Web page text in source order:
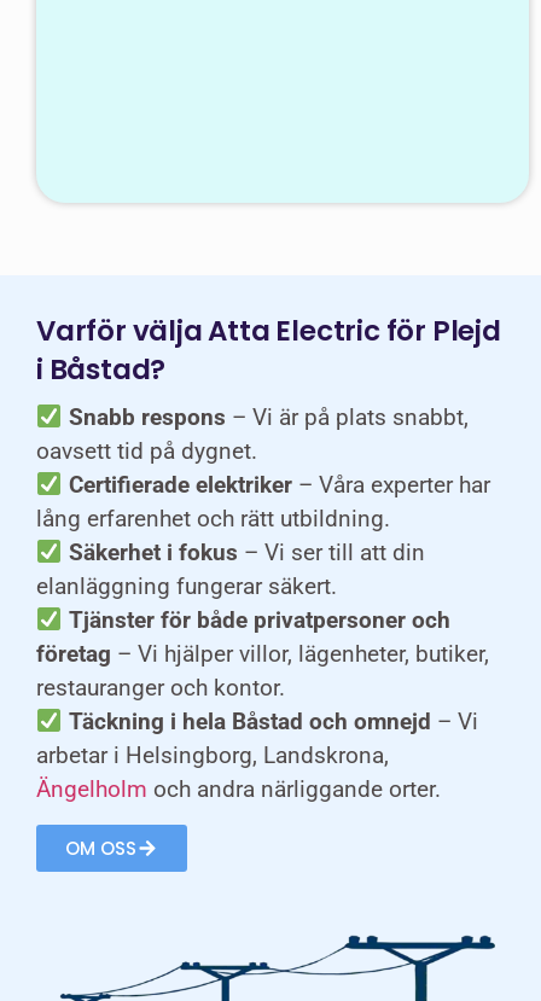
Varför välja Atta Electric för Plejd
i Båstad?
Snabb respons – Vi är på plats snabbt,
oavsett tid på dygnet.
Certifierade elektriker– Våra experter har
lång erfarenhet och rätt utbildning.
Säkerhet i fokus – Vi ser till att din
elanläggning fungerar säkert.
Tjänster för både privatpersoner och
företag – Vi hjälper villor, lägenheter, butiker,
restauranger och kontor.
Täckning i hela Båstad och omnejd – Vi
arbetar i Helsingborg, Landskrona,
Ängelholm och andra närliggande orter.
OM OSS